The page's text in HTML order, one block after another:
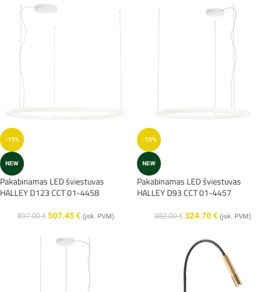
-15%
NEW
Pakabinamas LED šviestuvas
HALLEY D123 CCT 01-4458
597.00€ 507.45€ (įsk. PVM)
-15%
NEW
Pakabinamas LED šviestuvas
HALLEY D93 CCT 01-4457
382.00€ 324.70€ (įsk. PVM)